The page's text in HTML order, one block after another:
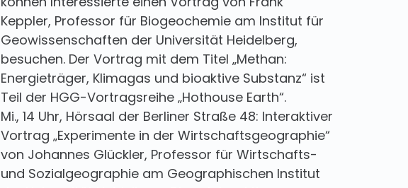
Keppler, Professor für Biogeochemie am Institut für
Geowissenschaften der Universität Heidelberg,
besuchen. Der Vortrag mit dem Titel „Methan:
Energieträger, Klimagas und bioaktive Substanz“ ist
Teil der HGG-Vortragsreihe „Hothouse Earth“.
Mi., 14 Uhr, Hörsaal der Berliner Straße 48: Interaktiver
Vortrag „Experimente in der Wirtschaftsgeographie“
von Johannes Glückler, Professor für Wirtschafts-
und Sozialgeographie am Geographischen Institut